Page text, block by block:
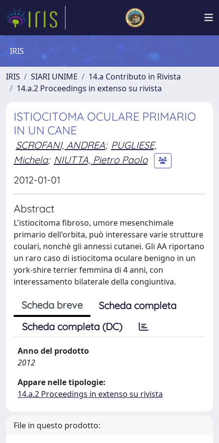
IRIS
IRIS SIARI UNIME
14.a Contributo in Rivista
14.a.2 Proceedings in extenso su rivista
ISTIOCITOMA OCULARE PRIMARIO
IN UN CANE
SCROFANI, ANDREA; PUGLIESE,
Michela; NIUTTA, Pietro Paolo
2012-01-01
Abstract
L'istiocitoma fibroso, umore mesenchimale
primario dell'orbita, può interessare varie strutture
coulari, nonchè gli annessi cutanei. Gli AA riportano
un raro caso di istiocitoma oculare benigno in un
york-shire terrier femmina di 4 anni, con
interessamento bilaterale della congiuntiva.
Scheda breve
Scheda completa
Scheda completa (DC)
Anno del prodotto
2012
Appare nelle tipologie:
14.a.2 Proceedings in extenso su rivista
File in questo prodotto: